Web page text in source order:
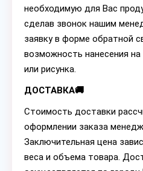
необходимую для Вас
сделав звонок нашим
заявку в форме обратной
возможность нанесения
или рисунка.
ДОСТАВКА🚚
Стоимость доставки
оформлении заказа
Заключительная цена
веса и объема товара.